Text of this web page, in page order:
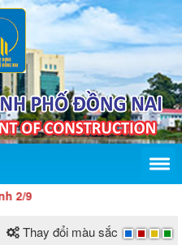
Thay đổi màu sắc